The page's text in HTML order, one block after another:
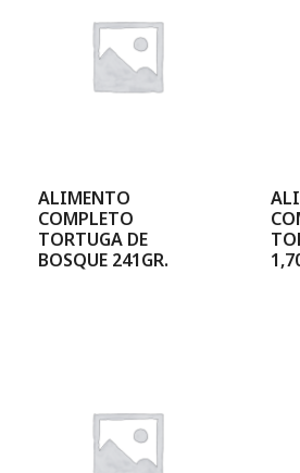
ALIMENTO
COMPLETO
TORTUGA DE
BOSQUE 241GR.